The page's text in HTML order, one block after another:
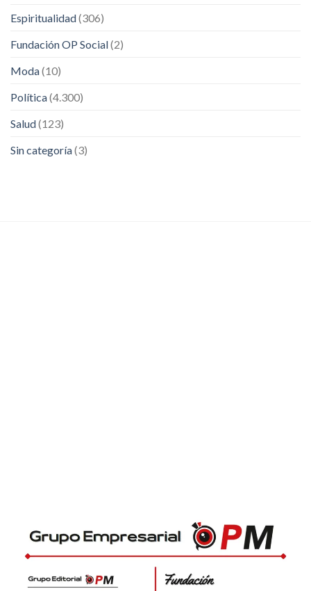
Espiritualidad(306)
Fundación OP Social(2)
Moda(10)
Política(4.300)
Salud(123)
Sin categoría(3)